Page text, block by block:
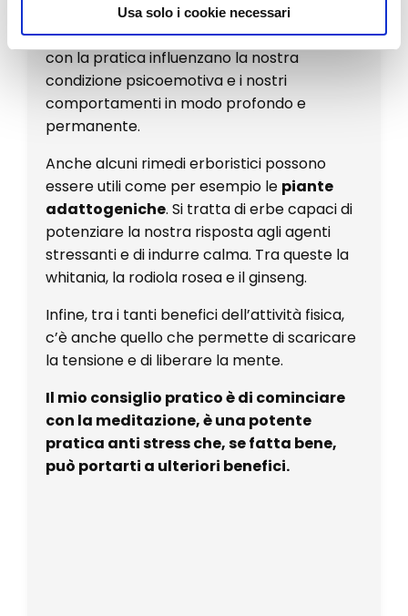
Usa solo i cookie necessari
Questi momenti rappresentano
un’occasione di distacco e recupero che
con la pratica influenzano la nostra
condizione psicoemotiva e i nostri
comportamenti in modo profondo e
permanente.
Anche alcuni rimedi erboristici possono
essere utili come per esempio le piante
adattogeniche. Si tratta di erbe capaci di
potenziare la nostra risposta agli agenti
stressanti e di indurre calma. Tra queste la
whitania, la rodiola rosea e il ginseng.
Infine, tra i tanti benefici dell’attività fisica,
c’è anche quello che permette di scaricare
la tensione e di liberare la mente.
Il mio consiglio pratico è di cominciare
con la meditazione, è una potente
pratica anti stress che, se fatta bene,
può portarti a ulteriori benefici.